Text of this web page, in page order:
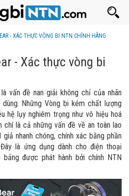
- XÁC THỰC VÒNG BI NTN CHÍNH HÃNG
- Xác thực vòng bi
vấn đề nan giải không chỉ của nhãn
Những Vòng bi kém chất lượng
hệ lụy nghiêm trọng như vô hiệu hoá
chí là cả những vấn đề về an toàn lao
nhanh chóng, chính xác bằng phần
là ứng dụng dành cho điện thoại
được phát hành bởi chính NTN